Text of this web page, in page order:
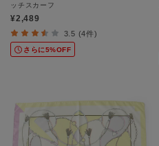
ッチスカーフ
¥2,489
3.5 (4件)
さらに5%OFF